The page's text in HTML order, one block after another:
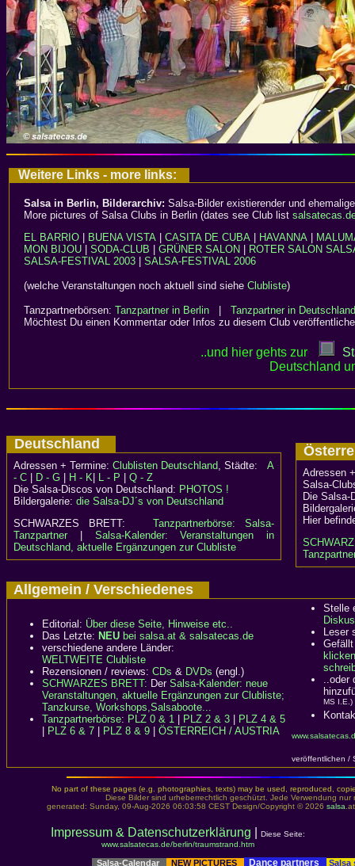
Weitere Links - more links:
Salsa in Berlin, Bilderarchiv: Salsa-Bilder existierender und
More pictures of Salsa Clubs in Berlin (dates see Club list
EL BARRIO
BUENA VISTA CASITA DE CUBA HAVANNA
MON BIJOU
SODA-CLUB GRÜNER SALON ROTER SALON
SALSA-FESTIVAL 2003
SALSA-FESTIVAL 2006
(welche Veranstaltungen noch aktuell sind siehe Clubliste)
Tanzpartnerbörsen: Tanzpartner in Berlin
Tanzpartner in Deutschland
Möchtest Du einen Kommentar oder Infos zu diesem Club
..und hier gehts zur
Deutschland
Deutschland
Adressen + Termine: Clublisten Deutschland, Städte: A
- C
D - G H - K L - P
Q - Z
Die Salsa-Discos von Deutschland: PHOTOS !
Bildergalerie: die Salsa-DJ´s von Deutschland
SCHWARZES BRETT:Tanzpartnerbörse: Salsa-
Tanzpartner| Salsa-Kalender: Veranstaltungen in
Deutschland, aktuelle Ergänzungen zur Clubliste
Adressen
Salsa-
Die
Hier
Allgemein / Verschiedenes
Editorial: Über diese Seite, Hinweise etc..
Das Letzte: NEU bei salsa.at & salsatecas.de
verschiedene andere Länder:
WELTWEITE Clubliste
Rezensionen / reviews: CDs & DVDs (engl.)
SCHWARZES BRETT: Der Salsa-Kalender: neue
Veranstaltungen, aktuelle Ergänzungen zur Clubliste;
Tanzkurse, Workshops,Salsaboote...
Tanzpartnerbörse: PLZ 0 & 1 PLZ 2 & 3
PLZ 4 & 5
PLZ 6 & 7 PLZ 8 & 9 ÖSTERREICH / AUSTRIA
Stelle
Leser
klicken
..oder
MS I.E.)
veröffentlichen /
No part of these pages (e.g. photographies, texts) may be used, reproduced,
Diese Bilder sind urheberrechtlich geschützt. Jede Verwendung
generated: Sunday, 09-Aug-2026 06:03:58 CEST Design/Copyright © 2026 salsa
Impressum & Datenschutzerklärung
Diese Seite:
www.salsatecas.de/berlin/traumstrand.htm
Salsa-Calendar NEW PICTURES Dance partners
Salsa